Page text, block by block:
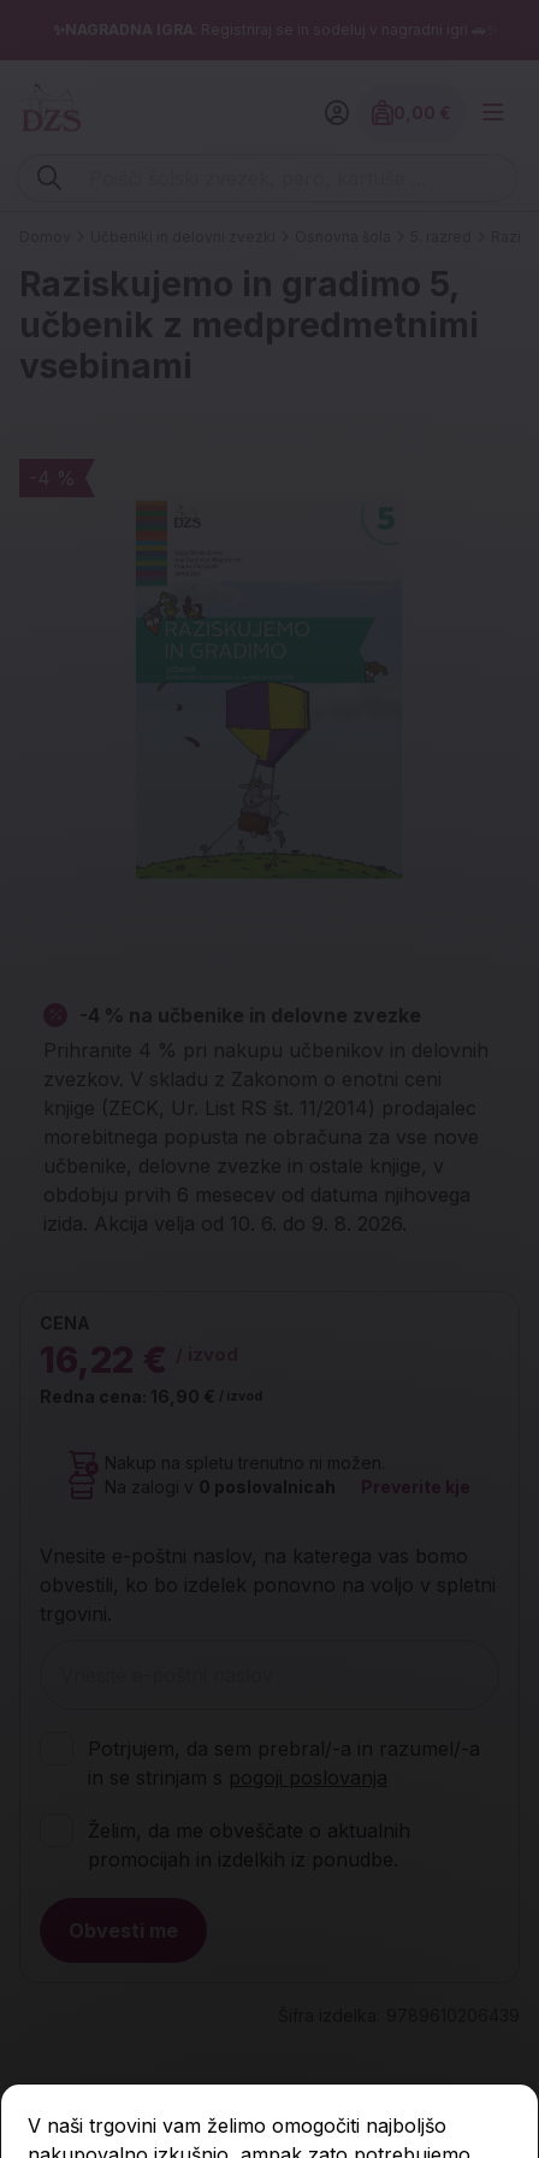
✨NAGRADNA IGRA : Registriraj se in sodeluj v nagradni igri 🚗✨
Vpišite iskalni niz (šolski zvezek, pero, kartuše ...)
Znesek
Raziskujemo in gradimo 5,
učbenik z medpredmetnimi
vsebinami
-4 %
-4 % na učbenike in delovne zvezke
Prihranite 4 % pri nakupu učbenikov in delovnih
zvezkov. V skladu z Zakonom o enotni ceni
knjige (ZECK, Ur. List RS št. 11/2014) prodajalec
morebitnega popusta ne obračuna za vse nove
učbenike, delovne zvezke in ostale knjige, v
obdobju prvih 6 mesecev od datuma njihovega
izida. Akcija velja od 10. 6. do 9. 8. 2026.
CENA
16,22 €
Redna cena: 16,90 € / izvod
Nakup na spletu trenutno ni možen.
Na zalogi v 0 poslovalnicah Preverite kje
Vnesite e-poštni naslov, na katerega vas bomo
obvestili, ko bo izdelek ponovno na voljo v spletni
trgovini.
Potrjujem, da sem prebral/-a in razumel/-a
in se strinjam s pogoji poslovanja
Želim, da me obveščate o aktualnih
promocijah in izdelkih iz ponudbe.
Obvesti me
Opis
V naši trgovini vam želimo omogočiti najboljšo